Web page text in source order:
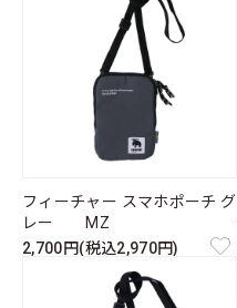
フィーチャー スマホポーチ グ
レー MZ
2,700円(税込2,970円)